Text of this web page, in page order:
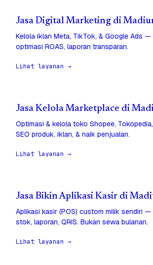
Jasa Digital Marketing di
Kelola iklan Meta, TikTok, & Google Ads —
optimasi ROAS, laporan transparan.
Lihat layanan →
Jasa Kelola Marketplace di
Optimasi & kelola toko Shopee,
SEO produk, iklan, & naik penjualan.
Lihat layanan →
Jasa Bikin Aplikasi Kasir di
Aplikasi kasir (POS) custom milik sendiri
stok, laporan, QRIS. Bukan sewa bulanan.
Lihat layanan →